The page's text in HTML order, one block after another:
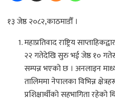
१३ जेष्ठ २०८२,काठमाडौँ ।
महाप्रतिवाद राष्ट्रिय
२२ गतेदेखि सुरु भई जेष्ठ १०
सम्पन्न भएको छ । अनलाइन
तालिममा नेपालका विभिन्न
प्रशिक्षार्थीको सहभागिता रहेको